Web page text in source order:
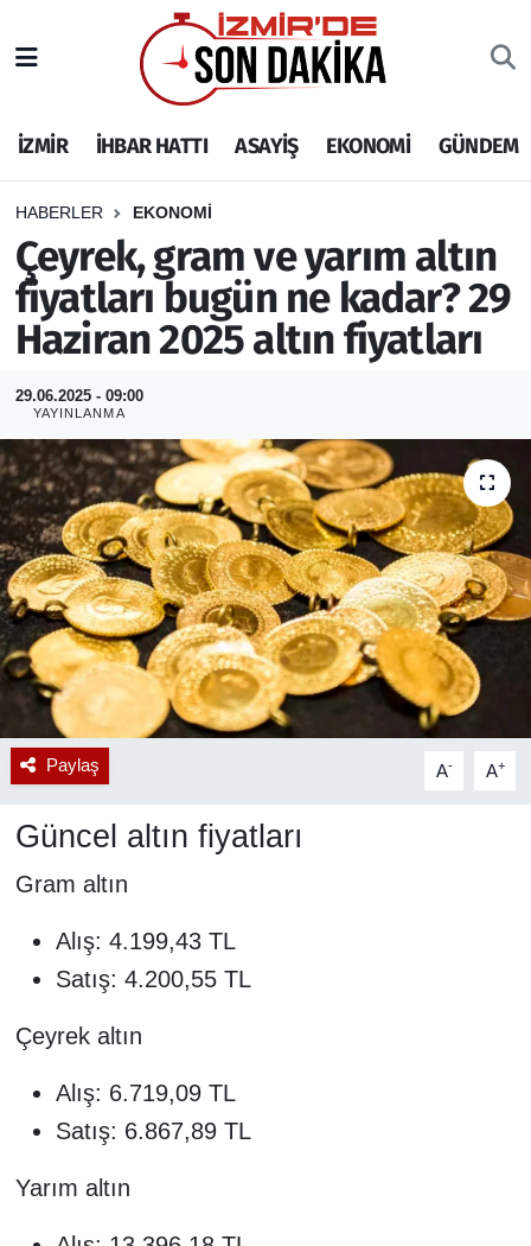
İZMİR İHBAR HATTI ASAYİŞ EKONOMİ GÜNDEM
HABERLER EKONOMİ
Çeyrek, gram ve yarım altın
fiyatları bugün ne kadar? 29
Haziran 2025 altın fiyatları
29.06.2025 - 09:00
YAYINLANMA
Paylaş A- A+
Güncel altın fiyatları
Gram altın
Alış: 4.199,43 TL
Satış: 4.200,55 TL
Çeyrek altın
Alış: 6.719,09 TL
Satış: 6.867,89 TL
Yarım altın
İHBAR HATTI
DEPREM
GENEL
EKONOMİ
SİYASET
SPOR
ASAYİŞ
RESMİ REKLAM
İzmir Nöbetçi Eczaneler
İzmir Hava Durumu
İzmir Namaz Vakitleri
İzmir Trafik Yoğunluk Haritası
Puan Durumu ve Fikstür
Tüm Manşetler
Son Dakika Haberleri
Haber Arşivi